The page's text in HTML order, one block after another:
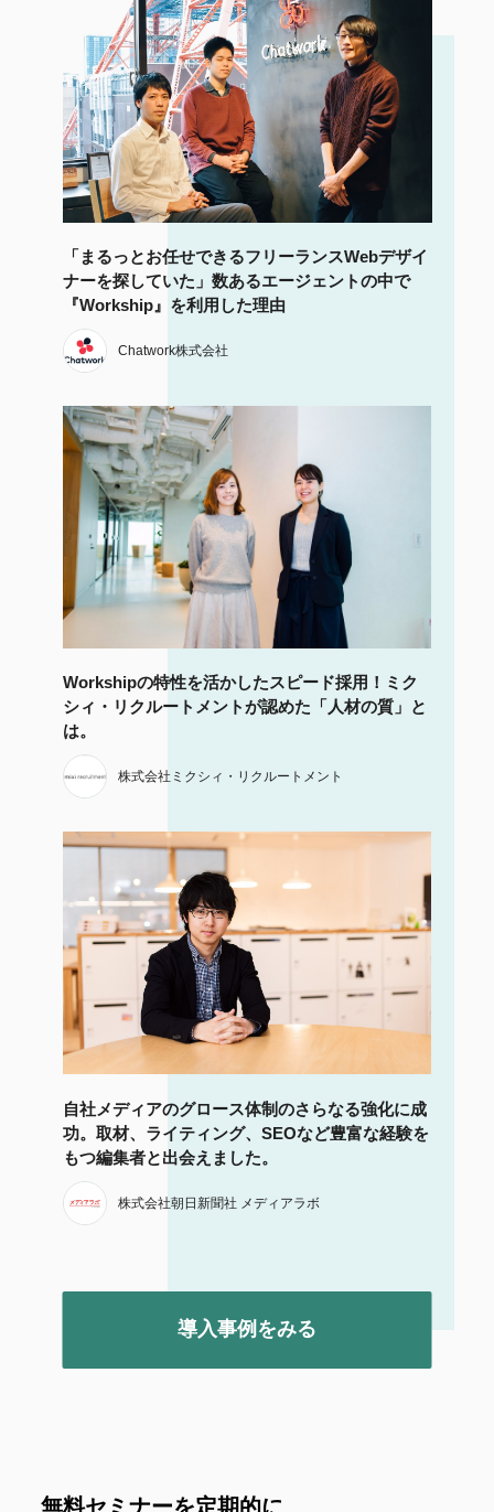
「まるっとお任せできるフリーランスWebデザイ
ナーを探していた」数あるエージェントの中で
『Workship』を利用した理由
Chatwork株式会社
Workshipの特性を活かしたスピード採用！ミク
シィ・リクルートメントが認めた「人材の質」と
は。
株式会社ミクシィ・リクルートメント
自社メディアのグロース体制のさらなる強化に成
功。取材、ライティング、SEOなど豊富な経験を
もつ編集者と出会えました。
株式会社朝日新聞社 メディアラボ
導入事例をみる
無料セミナーを定期的に